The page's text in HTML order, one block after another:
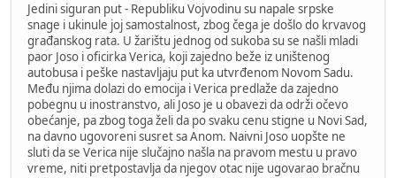
Jedini siguran put - Republiku Vojvodinu su napale srpske
snage i ukinule joj samostalnost, zbog čega je došlo do krvavog
građanskog rata. U žarištu jednog od sukoba su se našli mladi
paor Joso i oficirka Verica, koji zajedno beže iz uništenog
autobusa i peške nastavljaju put ka utvrđenom Novom Sadu.
Među njima dolazi do emocija i Verica predlaže da zajedno
pobegnu u inostranstvo, ali Joso je u obavezi da održi očevo
obećanje, pa zbog toga želi da po svaku cenu stigne u Novi Sad,
na davno ugovoreni susret sa Anom. Naivni Joso uopšte ne
sluti da se Verica nije slučajno našla na pravom mestu u pravo
vreme, niti pretpostavlja da njegov otac nije ugovarao bračnu